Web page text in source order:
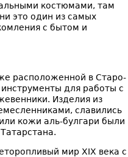
костюмами, там
это один из самых
с бытом и
расположенной в Старо-
для работы с
Изделия из
славились
кожи аль-булгари были
мир XIX века с